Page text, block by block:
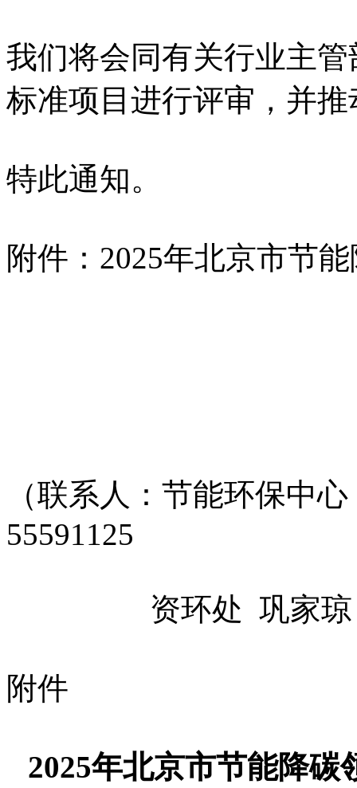
我们将会同有关行业主管
标准项目进行评审，并
特此通知。
附件：2025年北京市节
（联系人：节能环保中
55591125
资环处 巩家琼；
附件
2025年北京市节能降